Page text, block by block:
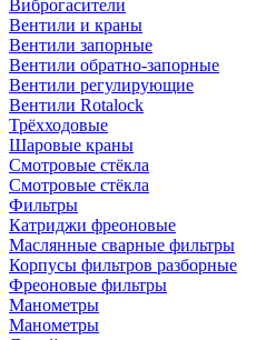
Виброгасители
Вентили и краны
Вентили запорные
Вентили обратно-запорные
Вентили регулирующие
Вентили Rotalock
Трёхходовые
Шаровые краны
Смотровые стёкла
Смотровые стёкла
Фильтры
Катриджи фреоновые
Маслянные сварные фильтры
Корпусы фильтров разборные
Фреоновые фильтры
Манометры
Манометры